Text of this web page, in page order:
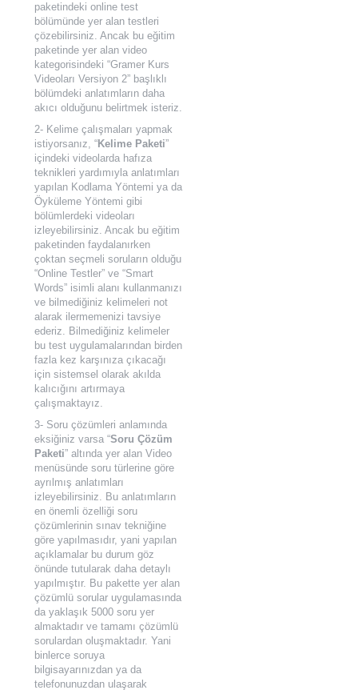
paketindeki online test
bölümünde yer alan testleri
çözebilirsiniz. Ancak bu eğitim
paketinde yer alan video
kategorisindeki “Gramer Kurs
Videoları Versiyon 2” başlıklı
bölümdeki anlatımların daha
akıcı olduğunu belirtmek isteriz.
2- Kelime çalışmaları yapmak
istiyorsanız, “Kelime Paketi”
içindeki videolarda hafıza
teknikleri yardımıyla anlatımları
yapılan Kodlama Yöntemi ya da
Öyküleme Yöntemi gibi
bölümlerdeki videoları
izleyebilirsiniz. Ancak bu eğitim
paketinden faydalanırken
çoktan seçmeli soruların olduğu
“Online Testler” ve “Smart
Words” isimli alanı kullanmanızı
ve bilmediğiniz kelimeleri not
alarak ilermemenizi tavsiye
ederiz. Bilmediğiniz kelimeler
bu test uygulamalarından birden
fazla kez karşınıza çıkacağı
için sistemsel olarak akılda
kalıcığını artırmaya
çalışmaktayız.
3- Soru çözümleri anlamında
eksiğiniz varsa “Soru Çözüm
Paketi” altında yer alan Video
menüsünde soru türlerine göre
ayrılmış anlatımları
izleyebilirsiniz. Bu anlatımların
en önemli özelliği soru
çözümlerinin sınav tekniğine
göre yapılmasıdır, yani yapılan
açıklamalar bu durum göz
önünde tutularak daha detaylı
yapılmıştır. Bu pakette yer alan
çözümlü sorular uygulamasında
da yaklaşık 5000 soru yer
almaktadır ve tamamı çözümlü
sorulardan oluşmaktadır. Yani
binlerce soruya
bilgisayarınızdan ya da
telefonunuzdan ulaşarak